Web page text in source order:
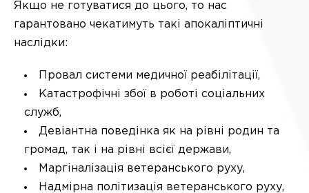
Якщо не готуватися до цього, то нас
гарантовано чекатимуть такі апокаліптичні
наслідки:
Провал системи медичної реабілітації,
Катастрофічні збої в роботі соціальних
служб,
Девіантна поведінка як на рівні родин та
громад, так і на рівні всієї держави,
Маргіналізація ветеранського руху,
Надмірна політизація ветеранського руху,